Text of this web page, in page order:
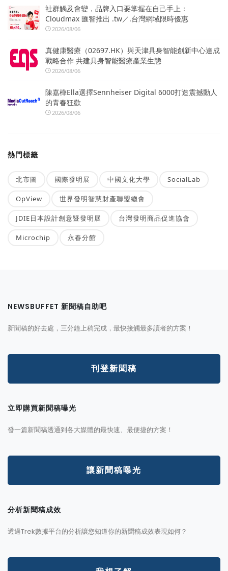
社群觸及會變，品牌入口要掌握在自己手上：
Cloudmax 匯智推出 .tw／.台灣網域限時優惠
2026/08/06
真健康醫療（02697.HK）與天津具身智能創新中心達成
戰略合作 共建具身智能醫療產業生態
2026/08/06
陳嘉樺Ella選擇Sennheiser Digital 6000打造震撼動人
的青春狂歡
2026/08/06
熱門標籤
北市圖 國際發明展 中國文化大學 SocialLab
OpView 世界發明智慧財產聯盟總會
JDIE日本設計創意暨發明展 台灣發明商品促進協會
Microchip 永春分館
NEWSBUFFET 新聞稿自助吧
新聞稿的好去處，三分鐘上稿完成，最快接觸最多讀者的方案！
刊登新聞稿
立即購買新聞稿曝光
發一篇新聞稿透通到各大媒體的最快速、最便捷的方案！
讓新聞稿曝光
分析新聞稿成效
透過Trek數據平台的分析讓您知道你的新聞稿成效表現如何？